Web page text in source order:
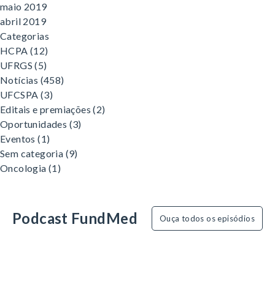
maio 2019
abril 2019
Categorias
HCPA (12)
UFRGS (5)
Notícias (458)
UFCSPA (3)
Editais e premiações (2)
Oportunidades (3)
Eventos (1)
Sem categoria (9)
Oncologia (1)
Podcast FundMed Ouça todos os episódios